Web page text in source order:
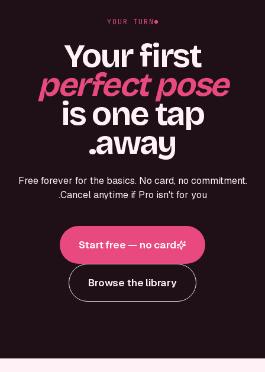
YOUR TURN
Your first
perfect pose
is one tap
away.
Free forever for the basics. No card, no commitment.
Cancel anytime if Pro isn't for you.
Start free — no card
Browse the library